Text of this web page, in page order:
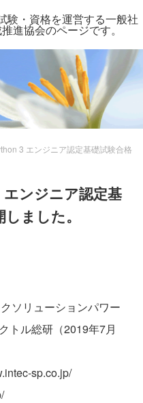
験・資格を運営する一般社
進協会のページです。
3 エンジニア認定基礎試験合格
ンジニア認定基
ました。
ソリューションパワー
トル総研（2019年7月
sp.co.jp/